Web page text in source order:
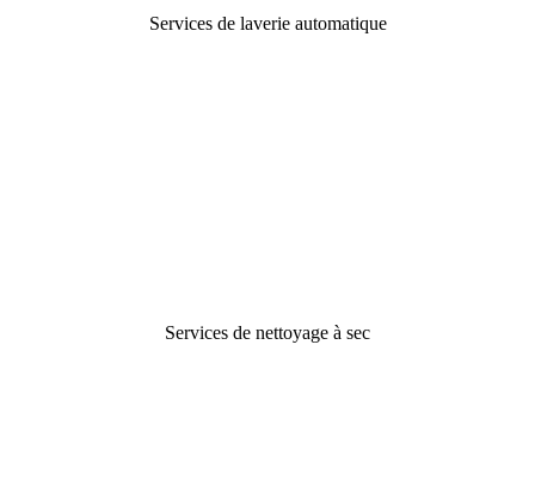
Services de laverie automatique
Services de nettoyage à sec